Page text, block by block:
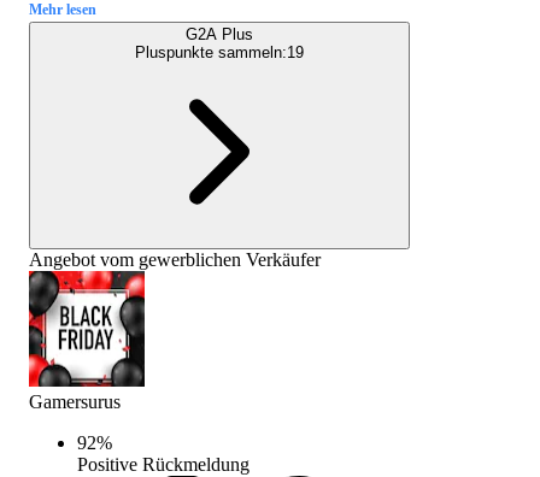
Mehr lesen
G2A Plus
Pluspunkte sammeln:19
Angebot vom gewerblichen Verkäufer
Gamersurus
92%
Positive Rückmeldung